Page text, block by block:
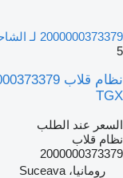
2000000373379 لـ الشاحنات MAN TGX
5
TGX
السعر عند الطلب
نظام قلاب
2000000373379
رومانيا، Suceava